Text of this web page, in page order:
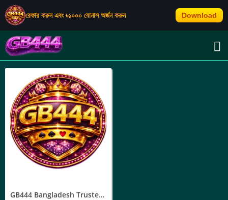
রেফার করুন এবং ৳১০০০ বোনাস অর্জন করুন Download
TAG: GB44 সাইন আপ
GB444 Bangladesh Trusted Platform | অ্যাপ ডাউনলোড, জিবি৪৪৪ লগইন